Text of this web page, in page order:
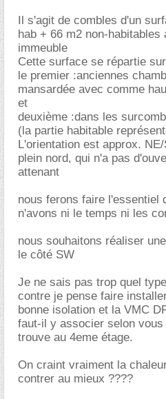
Il s'agit de combles d'un
hab + 66 m2 non-habitables
immeuble
Cette surface se répartie
le premier :anciennes
mansardée avec comme
et
deuxième :dans les
(la partie habitable
L'orientation est approx.
plein nord, qui n'a pas
attenant
nous ferons faire l'essentiel
n'avons ni le temps ni les
nous souhaitons réaliser
le côté SW
Je ne sais pas trop quel
contre je pense faire
bonne isolation et la VMC
faut-il y associer selon
trouve au 4eme étage.
On craint vraiment la
contrer au mieux ????